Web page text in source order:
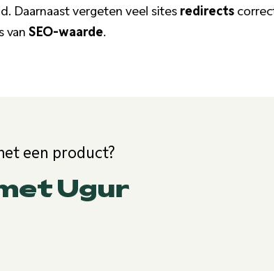
Daarnaast vergeten veel sitesredirects
van SEO-waarde.
een product?
Ugur